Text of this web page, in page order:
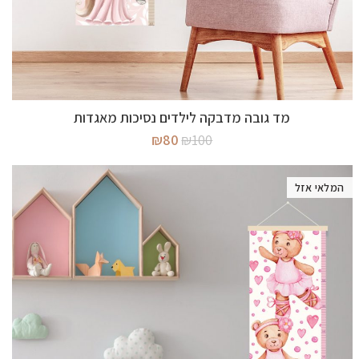
מידע נוסף
מד גובה מדבקה לילדים נסיכות מאגדות
₪100
המחיר
היה:
₪80
המחיר
הוא:
המלאי אזל